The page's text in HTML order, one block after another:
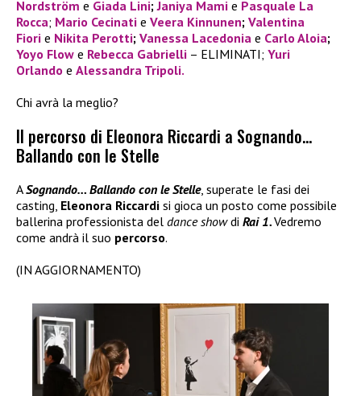
Nordström e Giada Lini;Janiya Mami e Pasquale La
Rocca; Mario Cecinati e Veera Kinnunen; Valentina
Fiori e Nikita Perotti; Vanessa Lacedonia e Carlo Aloia;
Yoyo Flow e Rebecca Gabrielli – ELIMINATI; Yuri
Orlando e Alessandra Tripoli.
Chi avrà la meglio?
Il percorso di Eleonora Riccardi a Sognando…
Ballando con le Stelle
ASognando… Ballando con le Stelle, superate le fasi dei
casting, Eleonora Riccardi si gioca un posto come possibile
ballerina professionista del dance showdi Rai 1.Vedremo
come andrà il suo percorso.
(IN AGGIORNAMENTO)